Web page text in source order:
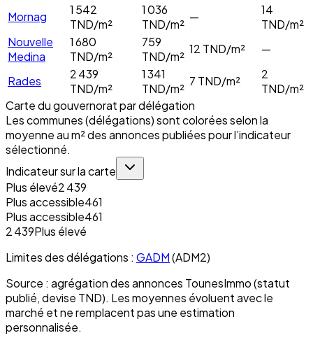
Mornag
1 542
TND/m²
1 036
TND/m²
—
14
TND/m²
Nouvelle
Medina
1 680
TND/m²
759
TND/m²
12 TND/m² —
Rades
2 439
TND/m²
1 341
TND/m²
7 TND/m²
2
TND/m²
Carte du gouvernorat par délégation
Les communes (délégations) sont colorées selon la
moyenne au m² des annonces publiées pour l’indicateur
sélectionné.
Indicateur sur la carte
Plus élevé2 439
Plus accessible461
Plus accessible461
2 439Plus élevé
Limites des délégations : GADM(ADM2)
Source : agrégation des annonces TounesImmo (statut
publié, devise TND). Les moyennes évoluent avec le
marché et ne remplacent pas une estimation
personnalisée.